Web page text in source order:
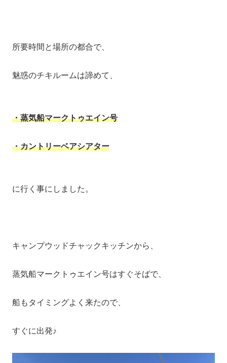
所要時間と場所の都合で、
魅惑のチキルームは諦めて、
・蒸気船マークトゥエイン号
・カントリーベアシアター
に行く事にしました。
キャンプウッドチャックキッチンから、
蒸気船マークトゥエイン号はすぐそばで、
船もタイミングよく来たので、
すぐに出発♪